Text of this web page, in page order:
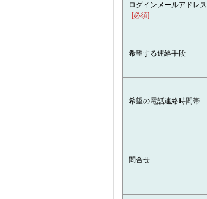
ログインメールアドレス
[必須]
希望する連絡手段
希望の電話連絡時間帯
問合せ